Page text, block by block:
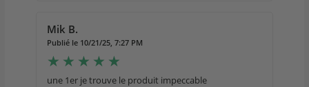
Mik B.
Publié le 10/21/25, 7:27 PM
une 1er je trouve le produit impeccable